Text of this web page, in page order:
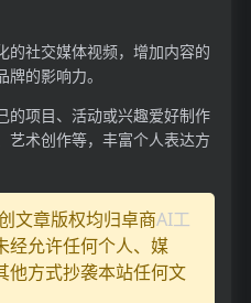
的社交媒体视频，增加内容的
的影响力。
的项目、活动或兴趣爱好制作
艺术创作等，丰富个人表达方
文章版权均归卓商AI工
经允许任何个人、媒
他方式抄袭本站任何文